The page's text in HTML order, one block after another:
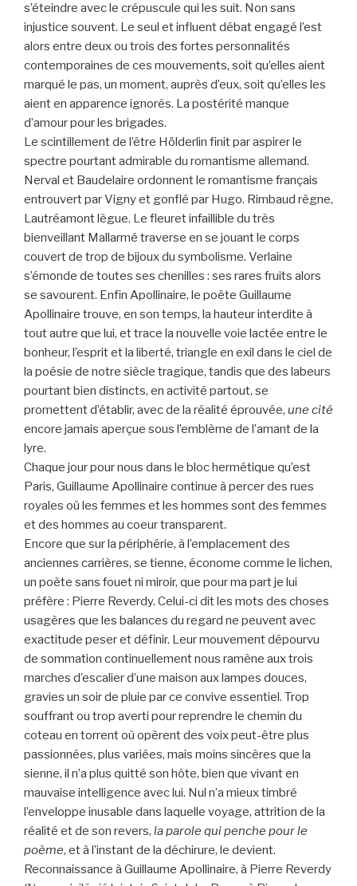
s’éteindre avec le crépuscule qui les suit. Non sans
injustice souvent. Le seul et influent débat engagé l’est
alors entre deux ou trois des fortes personnalités
contemporaines de ces mouvements, soit qu’elles aient
marqué le pas, un moment, auprès d’eux, soit qu’elles les
aient en apparence ignorés. La postérité manque
d’amour pour les brigades.
Le scintillement de l’être Hölderlin finit par aspirer le
spectre pourtant admirable du romantisme allemand.
Nerval et Baudelaire ordonnent le romantisme français
entrouvert par Vigny et gonflé par Hugo. Rimbaud règne,
Lautréamont lègue. Le fleuret infaillible du très
bienveillant Mallarmé traverse en se jouant le corps
couvert de trop de bijoux du symbolisme. Verlaine
s’émonde de toutes ses chenilles : ses rares fruits alors
se savourent. Enfin Apollinaire, le poète Guillaume
Apollinaire trouve, en son temps, la hauteur interdite à
tout autre que lui, et trace la nouvelle voie lactée entre le
bonheur, l’esprit et la liberté, triangle en exil dans le ciel de
la poésie de notre siècle tragique, tandis que des labeurs
pourtant bien distincts, en activité partout, se
promettent d’établir, avec de la réalité éprouvée, une cité
encore jamais aperçue sous l’emblème de l’amant de la
lyre.
Chaque jour pour nous dans le bloc hermétique qu’est
Paris, Guillaume Apollinaire continue à percer des rues
royales où les femmes et les hommes sont des femmes
et des hommes au coeur transparent.
Encore que sur la périphérie, à l’emplacement des
anciennes carrières, se tienne, économe comme le lichen,
un poète sans fouet ni miroir, que pour ma part je lui
préfère : Pierre Reverdy. Celui-ci dit les mots des choses
usagères que les balances du regard ne peuvent avec
exactitude peser et définir. Leur mouvement dépourvu
de sommation continuellement nous ramène aux trois
marches d’escalier d’une maison aux lampes douces,
gravies un soir de pluie par ce convive essentiel. Trop
souffrant ou trop averti pour reprendre le chemin du
coteau en torrent où opèrent des voix peut-être plus
passionnées, plus variées, mais moins sincères que la
sienne, il n’a plus quitté son hôte, bien que vivant en
mauvaise intelligence avec lui. Nul n’a mieux timbré
l’enveloppe inusable dans laquelle voyage, attrition de la
réalité et de son revers, la parole qui penche pour le
poème, et à l’instant de la déchirure, le devient.
Reconnaissance à Guillaume Apollinaire, à Pierre Reverdy